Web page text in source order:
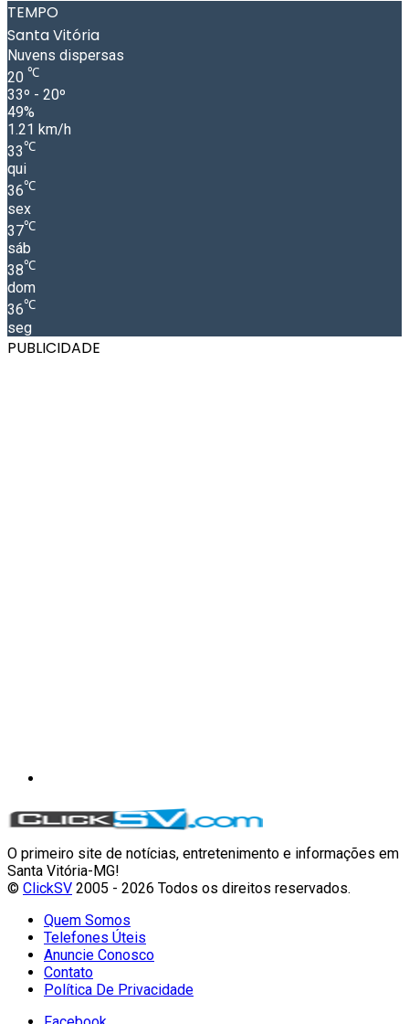
TEMPO
Santa Vitória
Nuvens dispersas
20 ℃
33º - 20º
49%
1.21 km/h
33℃
qui
36℃
sex
37℃
sáb
38℃
dom
36℃
seg
PUBLICIDADE
O primeiro site de notícias, entretenimento e informações em
Santa Vitória-MG!
© ClickSV 2005 - 2026 Todos os direitos reservados.
Quem Somos
Telefones Úteis
Anuncie Conosco
Contato
Política De Privacidade